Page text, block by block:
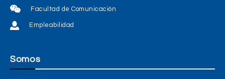
Facultad de Comunicación
Empleabilidad
Somos